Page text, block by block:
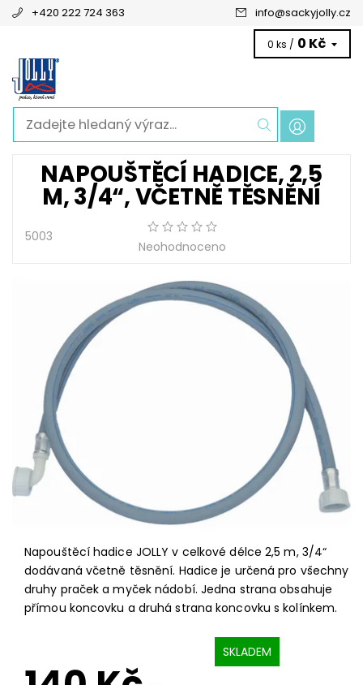
+420 222 724 363 info@sackyjolly.cz
0 ks / 0 Kč
NAPOUŠTĚCÍ HADICE, 2,5
M, 3/4“, VČETNĚ TĚSNĚNÍ
5003
Neohodnoceno
Napouštěcí hadice JOLLY v celkové délce 2,5 m, 3/4“
dodávaná včetně těsnění. Hadice je určená pro všechny
druhy praček a myček nádobí. Jedna strana obsahuje
přímou koncovku a druhá strana koncovku s kolínkem.
SKLADEM